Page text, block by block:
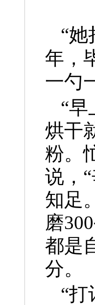
“她
年，
一勺
“
烘干
粉。
说，
知足
磨
都是
分。
“